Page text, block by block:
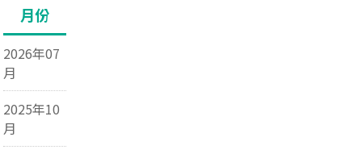
月份
2026年07
月
2025年10
月